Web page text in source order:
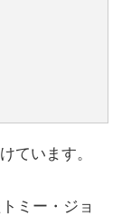
ています。
ミー・ジョ